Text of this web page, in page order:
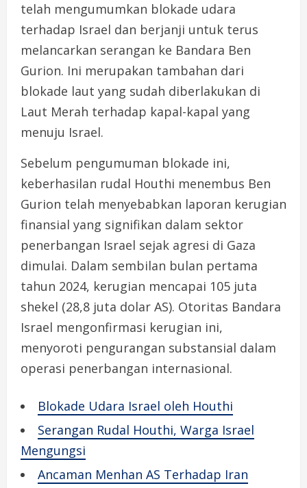
telah mengumumkan blokade udara
terhadap Israel dan berjanji untuk terus
melancarkan serangan ke Bandara Ben
Gurion. Ini merupakan tambahan dari
blokade laut yang sudah diberlakukan di
Laut Merah terhadap kapal-kapal yang
menuju Israel.
Sebelum pengumuman blokade ini,
keberhasilan rudal Houthi menembus Ben
Gurion telah menyebabkan laporan kerugian
finansial yang signifikan dalam sektor
penerbangan Israel sejak agresi di Gaza
dimulai. Dalam sembilan bulan pertama
tahun 2024, kerugian mencapai 105 juta
shekel (28,8 juta dolar AS). Otoritas Bandara
Israel mengonfirmasi kerugian ini,
menyoroti pengurangan substansial dalam
operasi penerbangan internasional.
Blokade Udara Israel oleh Houthi
Serangan Rudal Houthi, Warga Israel
Mengungsi
Ancaman Menhan AS Terhadap Iran